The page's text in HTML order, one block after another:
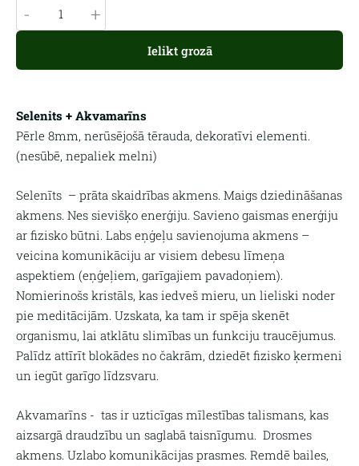
- +
Ielikt grozā
Selenits + Akvamarīns
Pērle 8mm, nerūsējošā tērauda, dekoratīvi elementi.
(nesūbē, nepaliek melni)
Selenīts – prāta skaidrības akmens. Maigs dziedināšanas
akmens. Nes sievišķo enerģiju. Savieno gaismas enerģiju
ar fizisko būtni. Labs eņģeļu savienojuma akmens –
veicina komunikāciju ar visiem debesu līmeņa
aspektiem (eņģeļiem, garīgajiem pavadoņiem).
Nomierinošs kristāls, kas iedveš mieru, un lieliski noder
pie meditācijām. Uzskata, ka tam ir spēja skenēt
organismu, lai atklātu slimības un funkciju traucējumus.
Palīdz attīrīt blokādes no čakrām, dziedēt fizisko ķermeni
un iegūt garīgo līdzsvaru.
Akvamarīns - tas ir uzticīgas mīlestības talismans, kas
aizsargā draudzību un saglabā taisnīgumu. Drosmes
akmens. Uzlabo komunikācijas prasmes. Remdē bailes,